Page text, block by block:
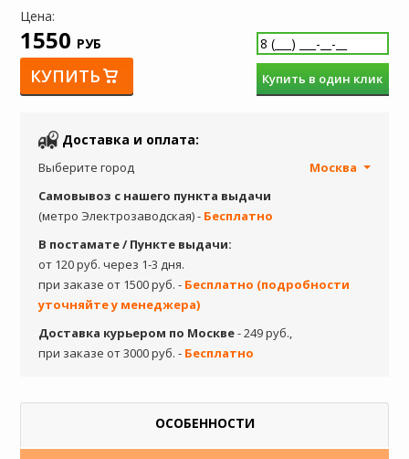
Цена:
1550 РУБ
КУПИТЬ Купить в один клик
Доставка и оплата:
Выберите город
Москва
Самовывоз с нашего пункта выдачи
(метро Электрозаводская) - Бесплатно
В постамате / Пункте выдачи:
от 120 руб. через 1-3 дня.
при заказе от 1500 руб. - Бесплатно (подробности
уточняйте у менеджера)
Доставка курьером по Москве- 249 руб.,
при заказе от 3000 руб. - Бесплатно
ОСОБЕННОСТИ